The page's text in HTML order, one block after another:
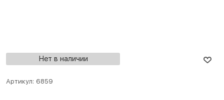
Нет в наличии
Артикул: 6859